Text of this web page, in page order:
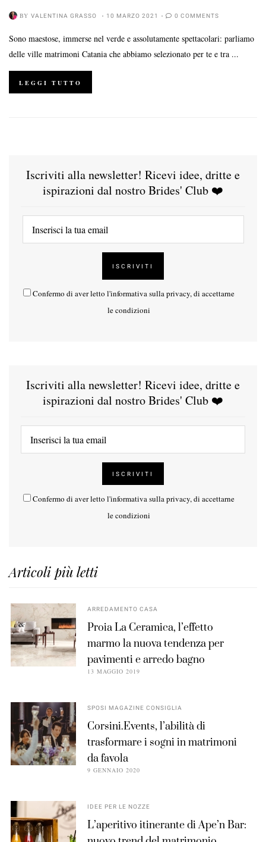
BY VALENTINA GRASSO 10 MARZO 2021 0 COMMENTS
Sono maestose, immerse nel verde e assolutamente spettacolari: parliamo
delle ville matrimoni Catania che abbiamo selezionato per te e tra ...
LEGGI TUTTO
Iscriviti alla newsletter! Ricevi idee, dritte e
ispirazioni dal nostro Brides' Club ❤️
Confermo di aver letto l'informativa sulla privacy, di accettarne
le condizioni
Iscriviti alla newsletter! Ricevi idee, dritte e
ispirazioni dal nostro Brides' Club ❤️
Confermo di aver letto l'informativa sulla privacy, di accettarne
le condizioni
Articoli più letti
ARREDAMENTO CASA
Proia La Ceramica, l’effetto
marmo la nuova tendenza per
pavimenti e arredo bagno
13 MAGGIO 2019
SPOSI MAGAZINE CONSIGLIA
Corsini.Events, l’abilità di
trasformare i sogni in matrimoni
da favola
9 GENNAIO 2020
IDEE PER LE NOZZE
L’aperitivo itinerante di Ape’n Bar: